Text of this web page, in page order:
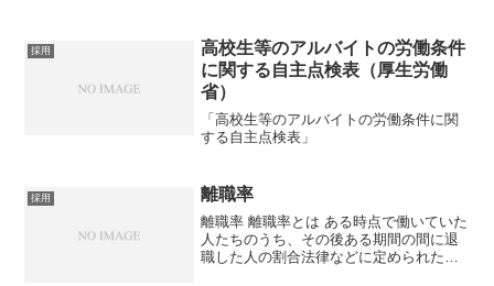
材不足は深刻な状態です。これからはさ
らに労働人口が...
採用
高校生等のアルバイトの労働条件
に関する自主点検表（厚生労働
省）
「高校生等のアルバイトの労働条件に関
する自主点検表」
採用 離職率
離職率 離職率とは ある時点で働いていた
人たちのうち、その後ある期間の間に退
職した人の割合法律などに定められた定